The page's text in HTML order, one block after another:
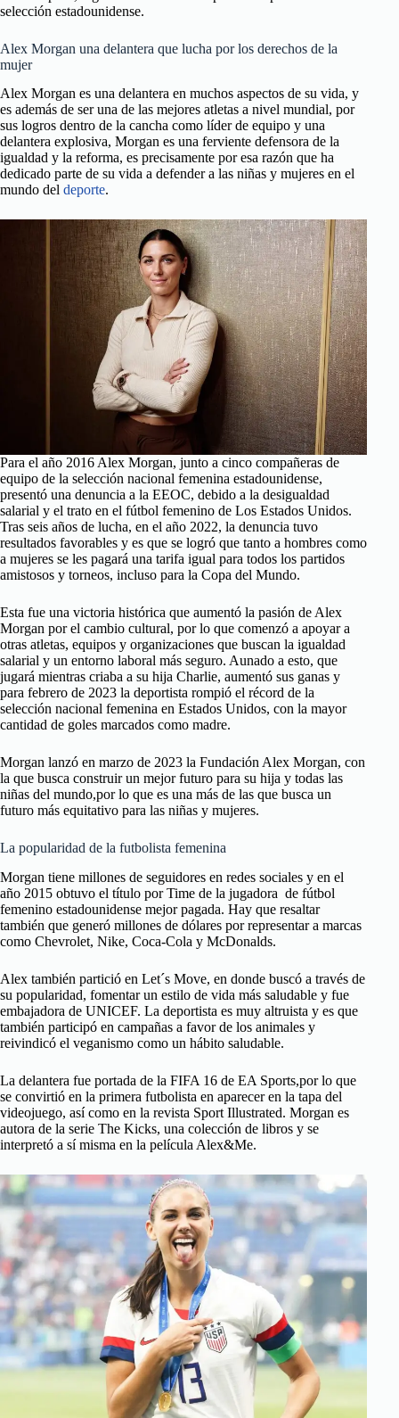
selección estadounidense.
Alex Morgan una delantera que lucha por los derechos de la
mujer
Alex Morgan es una delantera en muchos aspectos de su vida, y
es además de ser una de las mejores atletas a nivel mundial, por
sus logros dentro de la cancha como líder de equipo y una
delantera explosiva, Morgan es una ferviente defensora de la
igualdad y la reforma, es precisamente por esa razón que ha
dedicado parte de su vida a defender a las niñas y mujeres en el
mundo del deporte.
Para el año 2016 Alex Morgan, junto a cinco compañeras de
equipo de la selección nacional femenina estadounidense,
presentó una denuncia a la EEOC, debido a la desigualdad
salarial y el trato en el fútbol femenino de Los Estados Unidos.
Tras seis años de lucha, en el año 2022, la denuncia tuvo
resultados favorables y es que se logró que tanto a hombres como
a mujeres se les pagará una tarifa igual para todos los partidos
amistosos y torneos, incluso para la Copa del Mundo.
Esta fue una victoria histórica que aumentó la pasión de Alex
Morgan por el cambio cultural, por lo que comenzó a apoyar a
otras atletas, equipos y organizaciones que buscan la igualdad
salarial y un entorno laboral más seguro. Aunado a esto, que
jugará mientras criaba a su hija Charlie, aumentó sus ganas y
para febrero de 2023 la deportista rompió el récord de la
selección nacional femenina en Estados Unidos, con la mayor
cantidad de goles marcados como madre.
Morgan lanzó en marzo de 2023 la Fundación Alex Morgan, con
la que busca construir un mejor futuro para su hija y todas las
niñas del mundo,por lo que es una más de las que busca un
futuro más equitativo para las niñas y mujeres.
La popularidad de la futbolista femenina
Morgan tiene millones de seguidores en redes sociales y en el
año 2015 obtuvo el título por Time de la jugadora de fútbol
femenino estadounidense mejor pagada. Hay que resaltar
también que generó millones de dólares por representar a marcas
como Chevrolet, Nike, Coca-Cola y McDonalds.
Alex también partició en Let´s Move, en donde buscó a través de
su popularidad, fomentar un estilo de vida más saludable y fue
embajadora de UNICEF. La deportista es muy altruista y es que
también participó en campañas a favor de los animales y
reivindicó el veganismo como un hábito saludable.
La delantera fue portada de la FIFA 16 de EA Sports,por lo que
se convirtió en la primera futbolista en aparecer en la tapa del
videojuego, así como en la revista Sport Illustrated. Morgan es
autora de la serie The Kicks, una colección de libros y se
interpretó a sí misma en la película Alex&Me.